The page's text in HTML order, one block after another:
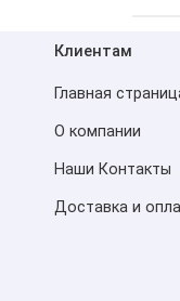
Клиентам
Главная
О компании
Наши Контакты
Доставка и